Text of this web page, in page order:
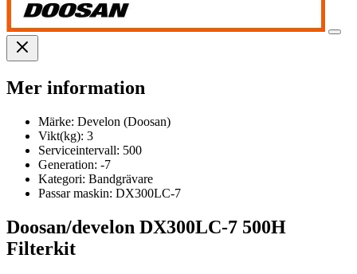
Mer information
Märke: Develon (Doosan)
Vikt(kg): 3
Serviceintervall: 500
Generation: -7
Kategori: Bandgrävare
Passar maskin: DX300LC-7
Doosan/develon DX300LC-7 500H
Filterkit